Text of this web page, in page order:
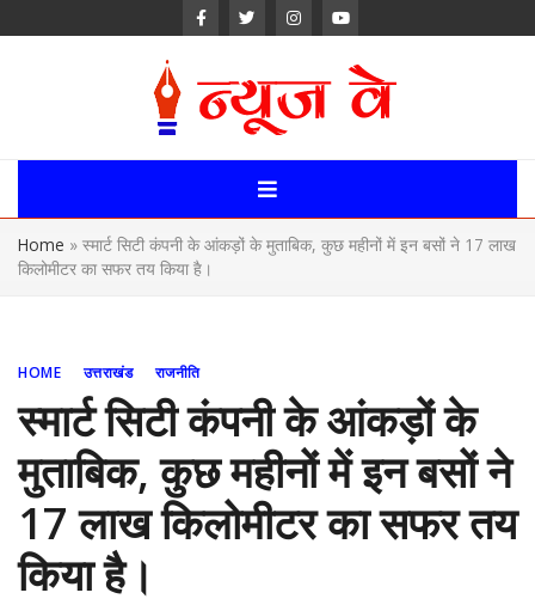
News Way:
Uttarakhand,
Uttar Pardesh,
Portal
Home » स्मार्ट सिटी कंपनी के आंकड़ों के मुताबिक, कुछ महीनों में इन बसों ने 17 लाख
किलोमीटर का सफर तय किया है।
HOME उत्तराखंड राजनीति
स्मार्ट सिटी कंपनी के आंकड़ों के
मुताबिक, कुछ महीनों में इन बसों ने
17 लाख किलोमीटर का सफर तय
किया है।